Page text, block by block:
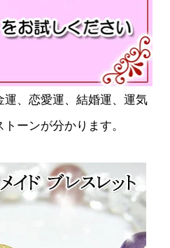
運、恋愛運、結婚運、運気
ーンが分かります。